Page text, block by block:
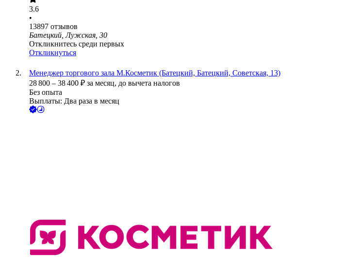
3.6
•
13897 отзывов
Батецкий, Лужская, 30
Откликнитесь среди первых
Откликнуться
Менеджер торгового зала М.Косметик (Батецкий, Батецкий, Советская, 13)
28 800 – 38 400 ₽ за месяц, до вычета налогов
Без опыта
Выплаты: Два раза в месяц